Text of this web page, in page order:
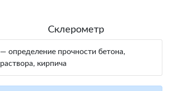
Склерометр
— определение прочности бетона,
раствора, кирпича